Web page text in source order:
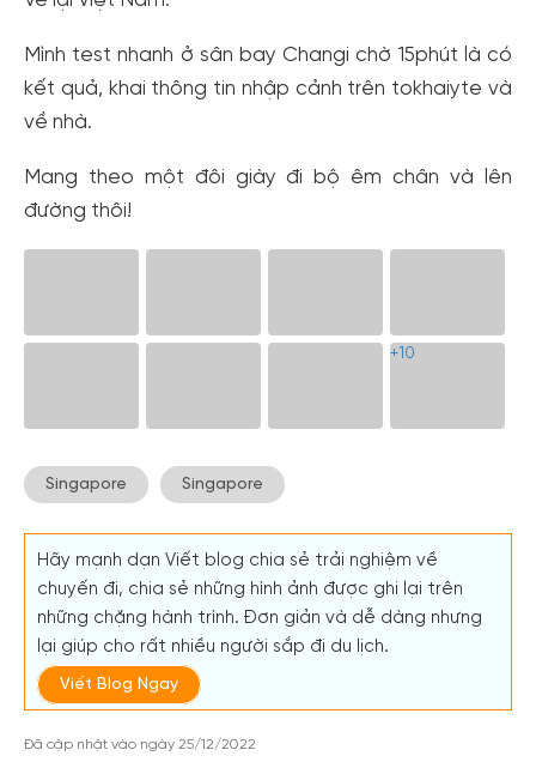
Mình test nhanh ở sân bay Changi chờ 15phút là có
kết quả, khai thông tin nhập cảnh trên tokhaiyte và
về nhà.
Mang theo một đôi giày đi bộ êm chân và lên
đường thôi!
+10
Singapore Singapore
Hãy mạnh dạn Viết blog chia sẻ trải nghiệm về
chuyến đi, chia sẻ những hình ảnh được ghi lại trên
những chặng hành trình. Đơn giản và dễ dàng nhưng
lại giúp cho rất nhiều người sắp đi du lịch.
Viết Blog Ngay
Đã cập nhật vào ngày 25/12/2022